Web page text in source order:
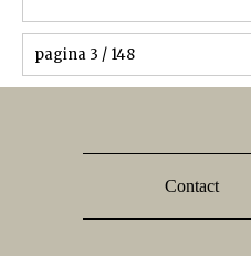
pagina 3 / 148
Contact